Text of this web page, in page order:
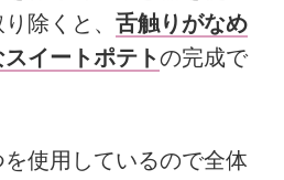
除くと、 舌触りがなめ
イートポテトの完成で
使用しているので全体